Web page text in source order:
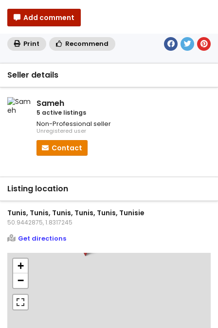
Add comment
Print Recommend
Seller details
Sameh
5 active listings
Non-Professional seller
Unregistered user
Contact
Listing location
Tunis, Tunis, Tunis, Tunis, Tunis, Tunisie
50.9442875, 1.8317245
Get directions
+
−